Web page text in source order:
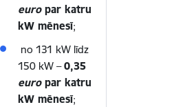
europar katru
kW mēnesī;
no 131 kW līdz
150 kW –0,35
europar katru
kW mēnesī;